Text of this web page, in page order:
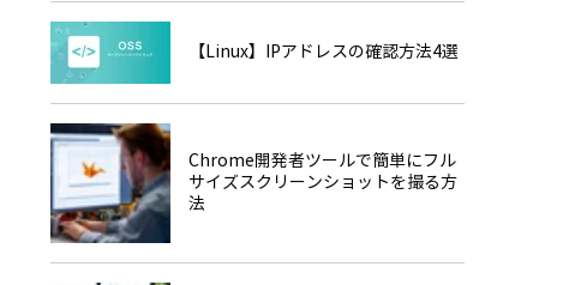
【Linux】IPアドレスの確認方法4選
Chrome開発者ツールで簡単にフル
サイズスクリーンショットを撮る方
法